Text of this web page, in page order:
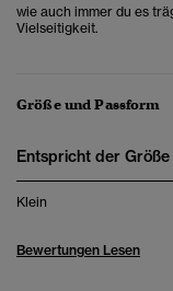
wie auch immer du es
Vielseitigkeit.
Größe und Passform
Entspricht der Größe
Klein
Bewertungen Lesen